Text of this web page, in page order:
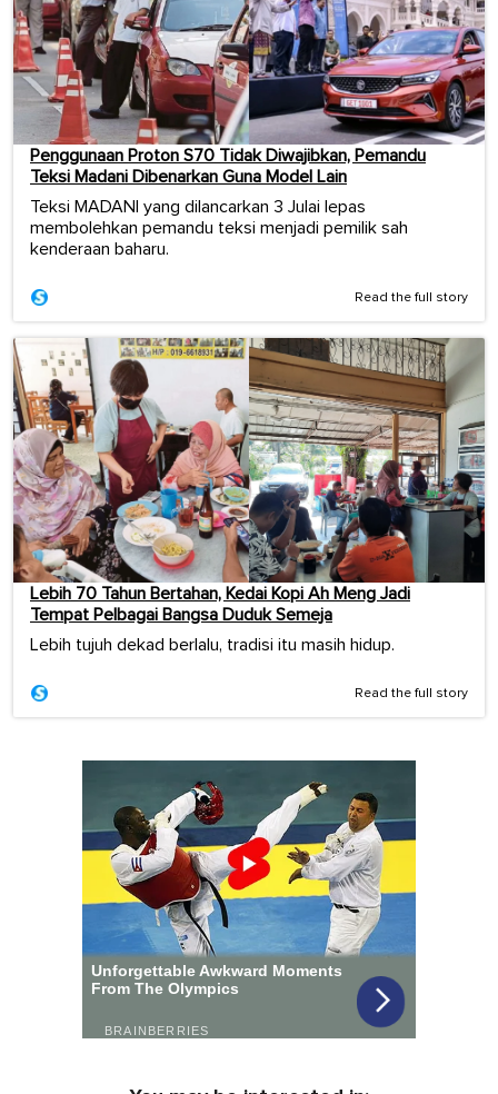
Penggunaan Proton S70 Tidak Diwajibkan, Pemandu
Teksi Madani Dibenarkan Guna Model Lain
Teksi MADANI yang dilancarkan 3 Julai lepas
membolehkan pemandu teksi menjadi pemilik sah
kenderaan baharu.
Read the full story
Lebih 70 Tahun Bertahan, Kedai Kopi Ah Meng Jadi
Tempat Pelbagai Bangsa Duduk Semeja
Lebih tujuh dekad berlalu, tradisi itu masih hidup.
Read the full story